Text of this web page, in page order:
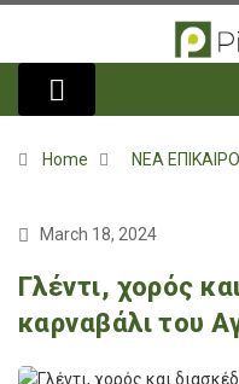
Home ΝΕΑ
March 18, 2024
Γλέντι, χορός
καρναβάλι του